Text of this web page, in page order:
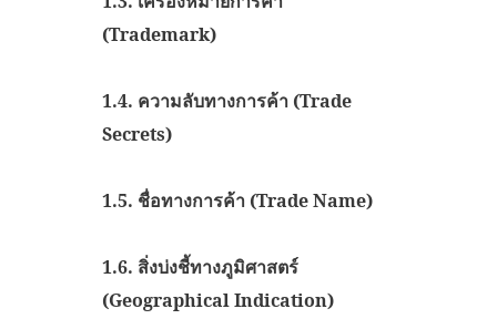
(Trademark)
1.4. ความลับทางการค้า (Trade
Secrets)
1.5. ชื่อทางการค้า (Trade Name)
1.6. สิ่งบ่งชี้ทางภูมิศาสตร์
(Geographical Indication)